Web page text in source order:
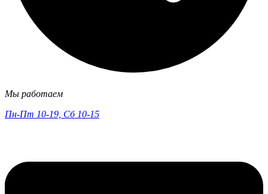
Мы работаем
Пн-Пт 10-19, Сб 10-15